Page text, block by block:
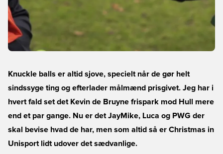
Knuckle balls er altid sjove, specielt når de gør helt
sindssyge ting og efterlader målmænd prisgivet. Jeg har i
hvert fald set det Kevin de Bruyne frispark mod Hull mere
end et par gange. Nu er det JayMike, Luca og PWG der
skal bevise hvad de har, men som altid så er Christmas in
Unisport lidt udover det sædvanlige.